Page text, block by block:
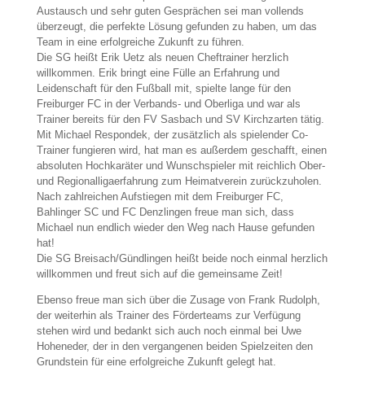
Austausch und sehr guten Gesprächen sei man vollends
überzeugt, die perfekte Lösung gefunden zu haben, um das
Team in eine erfolgreiche Zukunft zu führen.
Die SG heißt Erik Uetz als neuen Cheftrainer herzlich
willkommen. Erik bringt eine Fülle an Erfahrung und
Leidenschaft für den Fußball mit, spielte lange für den
Freiburger FC in der Verbands- und Oberliga und war als
Trainer bereits für den FV Sasbach und SV Kirchzarten tätig.
Mit Michael Respondek, der zusätzlich als spielender Co-
Trainer fungieren wird, hat man es außerdem geschafft, einen
absoluten Hochkaräter und Wunschspieler mit reichlich Ober-
und Regionalligaerfahrung zum Heimatverein zurückzuholen.
Nach zahlreichen Aufstiegen mit dem Freiburger FC,
Bahlinger SC und FC Denzlingen freue man sich, dass
Michael nun endlich wieder den Weg nach Hause gefunden
hat!
Die SG Breisach/Gündlingen heißt beide noch einmal herzlich
willkommen und freut sich auf die gemeinsame Zeit!
Ebenso freue man sich über die Zusage von Frank Rudolph,
der weiterhin als Trainer des Förderteams zur Verfügung
stehen wird und bedankt sich auch noch einmal bei Uwe
Hoheneder, der in den vergangenen beiden Spielzeiten den
Grundstein für eine erfolgreiche Zukunft gelegt hat.